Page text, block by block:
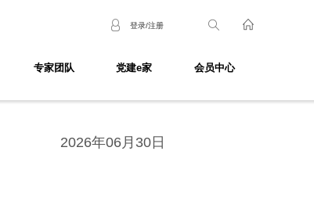
登录/注册
专家团队 党建e家 会员中心
2026年06月30日